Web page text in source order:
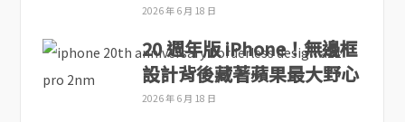
2026 年 6 月 18 日
20 週年版 iPhone！無邊框
設計背後藏著蘋果最大野心
2026 年 6 月 18 日